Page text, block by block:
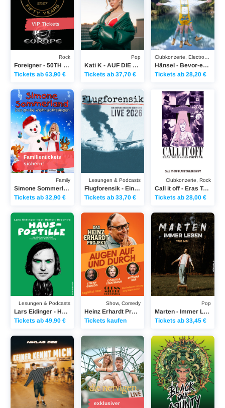
Rock
Foreigner - 50TH ANNIVERSARY TOUR
Tickets ab 63,90 €
VIP Tickets
Pop
Kati K - AUF DIE LIEBE TOUR 2027
Tickets ab 37,70 €
Clubkonzerte, Electronic Music
Hänsel - Bevor-er-Fame-war-Tour
Tickets ab 28,20 €
Family
Simone Sommerland - Das große Weihnachtssingen
Tickets ab 32,90 €
Familientickets
sichern!
Simone Sommerland - Das große Weihnachtssingen
Lesungen & Podcasts
Flugforensik - Ein Absturz und seine Geschichte - LIVE 2026
Tickets ab 33,70 €
Flugforensik - Ein Absturz und seine
Clubkonzerte, Rock
Call it off - Eras Tour goes poppunk - Germany 2026
Tickets ab 28,00 €
Call it off - Eras Tour
Lesungen & Podcasts
Lars Eidinger - Hauspostille
Tickets ab 49,90 €
Lars Eidinger - Hauspostille
Show, Comedy
Heinz Erhardt Projekt - HEINZ ERHARDT „Augen auf und durch“
Tickets kaufen
Heinz Erhardt Projekt - HEINZ ERHARDT
Pop
Marten - Immer Leben Tour 2026
Tickets ab 33,45 €
Marten - Immer Leben
Niklas Dee - KEINER KENNT MICH TOUR 2026
exklusiver
Die Nervigen - Live 2026Black Oak County -